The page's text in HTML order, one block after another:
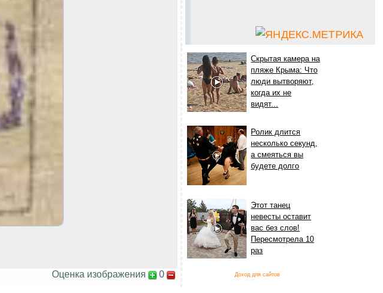
Скрытая камера на
пляже Крыма: Что
люди вытворяют,
когда их не
видят...
Ролик длится
несколько секунд,
а смеяться вы
будете долго
Этот танец
невесты оставит
вас без слов!
Пересмотрела 10
раз
Доход для сайтов
Оценка изображения 0